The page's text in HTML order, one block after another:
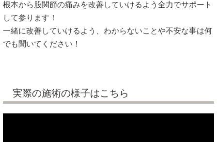
根本から股関節の痛みを改善していけるよう全力でサポート
して参ります！
一緒に改善していけるよう、わからないことや不安な事は何
でも聞いてください！
実際の施術の様子はこちら